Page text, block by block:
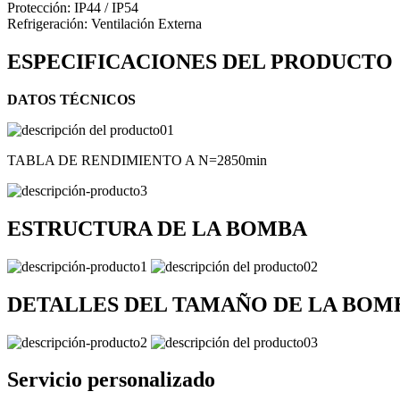
Protección: IP44 / IP54
Refrigeración: Ventilación Externa
ESPECIFICACIONES DEL PRODUCTO
DATOS TÉCNICOS
TABLA DE RENDIMIENTO A N=2850min
ESTRUCTURA DE LA BOMBA
DETALLES DEL TAMAÑO DE LA
Servicio personalizado